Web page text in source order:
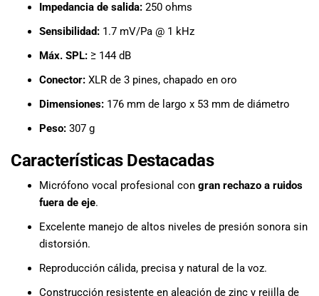
clientes. Ven a
visitarnos en
o haz tu
línea a través
recibe tu
pedido en la
comodidad de
mundo de la
Import Music
Impedancia de salida: 250 ohms
Sensibilidad: 1.7 mV/Pa @ 1 kHz
Máx. SPL: ≥ 144 dB
Conector: XLR de 3 pines, chapado en oro
Dimensiones: 176 mm de largo x 53 mm de diámetro
Peso: 307 g
Características Destacadas
Micrófono vocal profesional con gran rechazo a ruidos
fuera de eje.
Excelente manejo de altos niveles de presión sonora sin
distorsión.
Reproducción cálida, precisa y natural de la voz.
Construcción resistente en aleación de zinc y rejilla de